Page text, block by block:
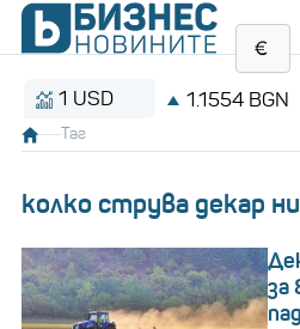
USD 1.1554 BGN
Таг
колко струва декар
за